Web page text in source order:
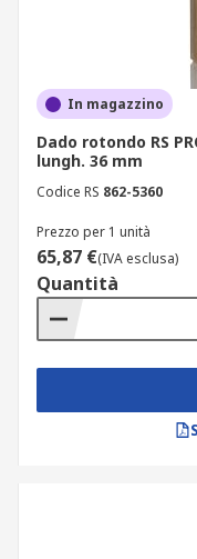
In magazzino
Dado rotondo RS
lungh. 36 mm
Codice RS 862-5360
Prezzo per 1 unità
65,87 €(IVA esclusa)
Quantità